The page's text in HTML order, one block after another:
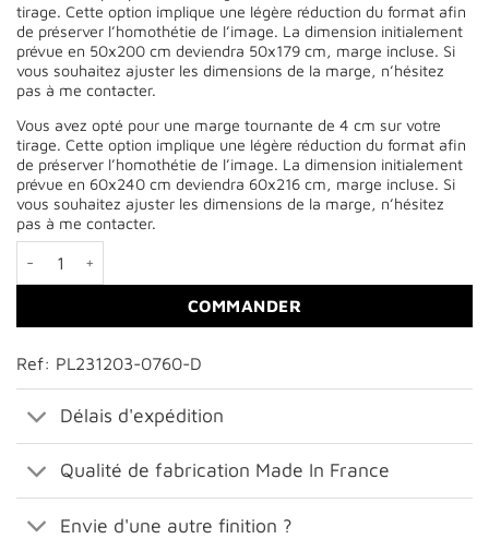
tirage. Cette option implique une légère réduction du format afin
de préserver l’homothétie de l’image. La dimension initialement
prévue en 50x200 cm deviendra 50x179 cm, marge incluse. Si
vous souhaitez ajuster les dimensions de la marge, n’hésitez
pas à me contacter.
Vous avez opté pour une marge tournante de 4 cm sur votre
tirage. Cette option implique une légère réduction du format afin
de préserver l’homothétie de l’image. La dimension initialement
prévue en 60x240 cm deviendra 60x216 cm, marge incluse. Si
vous souhaitez ajuster les dimensions de la marge, n’hésitez
pas à me contacter.
COMMANDER
Ref: PL231203-0760-D
Délais d'expédition
Qualité de fabrication Made In France
Envie d'une autre finition ?